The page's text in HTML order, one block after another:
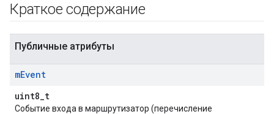
Краткое содержание
Публичные атрибуты
mEvent
uint8_t
Событие входа в маршрутизатор (перечисление